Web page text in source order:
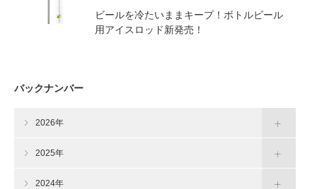
ビールを冷たいままキープ！ボトルビール
用アイスロッド新発売！
バックナンバー
2026年
2025年
2024年